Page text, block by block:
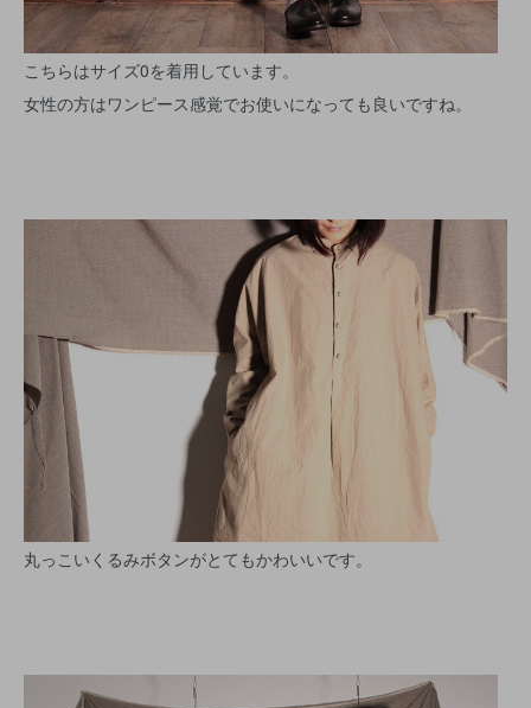
こちらはサイズ0を着用しています。
女性の方はワンピース感覚でお使いになっても良いですね。
丸っこいくるみボタンがとてもかわいいです。